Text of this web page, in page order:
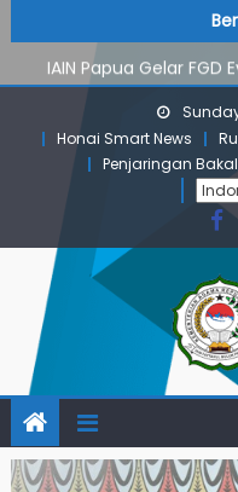
to
contentIAIN Papua Gelar FGD
KKN IAIN Papua:
KKN UGM dan Uncen
Para Mahasiswa
Terindeks Google
Pembekalan KKN:
Masyarakat
PMB Jalur Mandiri:
Maluku
Honai Smart News
Penjaringan Bakal